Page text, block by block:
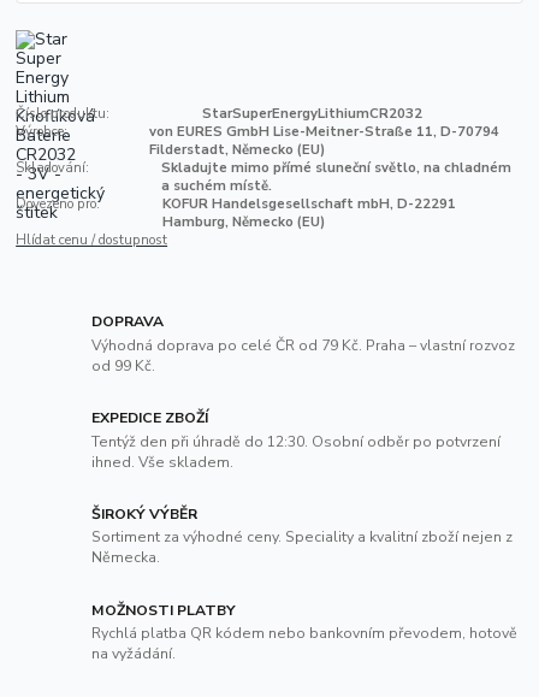
Číslo produktu:
StarSuperEnergyLithiumCR2032
Výrobce:
von EURES GmbH Lise-Meitner-Straße 11, D-70794
Filderstadt, Německo (EU)
Skladování:
Skladujte mimo přímé sluneční světlo, na chladném
a suchém místě.
Dovezeno pro:
KOFUR Handelsgesellschaft mbH, D-22291
Hamburg, Německo (EU)
Hlídat cenu / dostupnost
DOPRAVA
Výhodná doprava po celé ČR od 79 Kč. Praha – vlastní rozvoz
od 99 Kč.
EXPEDICE ZBOŽÍ
Tentýž den při úhradě do 12:30. Osobní odběr po potvrzení
ihned. Vše skladem.
ŠIROKÝ VÝBĚR
Sortiment za výhodné ceny. Speciality a kvalitní zboží nejen z
Německa.
MOŽNOSTI PLATBY
Rychlá platba QR kódem nebo bankovním převodem, hotově
na vyžádání.